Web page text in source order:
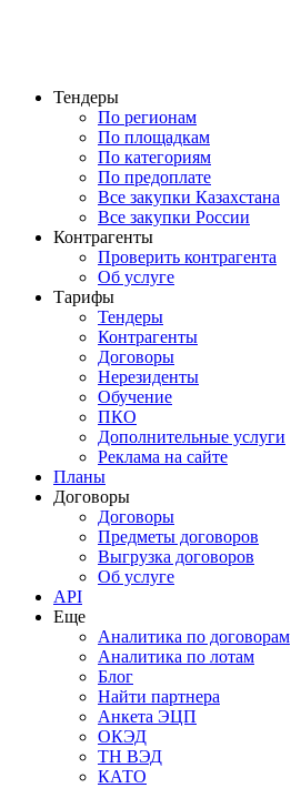
Тендеры
По регионам
По площадкам
По категориям
По предоплате
Все закупки Казахстана
Все закупки России
Контрагенты
Проверить контрагента
Об услуге
Тарифы
Тендеры
Контрагенты
Договоры
Нерезиденты
Обучение
ПКО
Дополнительные услуги
Реклама на сайте
Планы
Договоры
Договоры
Предметы договоров
Выгрузка договоров
Об услуге
API
Еще
Аналитика по договорам
Аналитика по лотам
Блог
Найти партнера
Анкета ЭЦП
ОКЭД
ТН ВЭД
КАТО